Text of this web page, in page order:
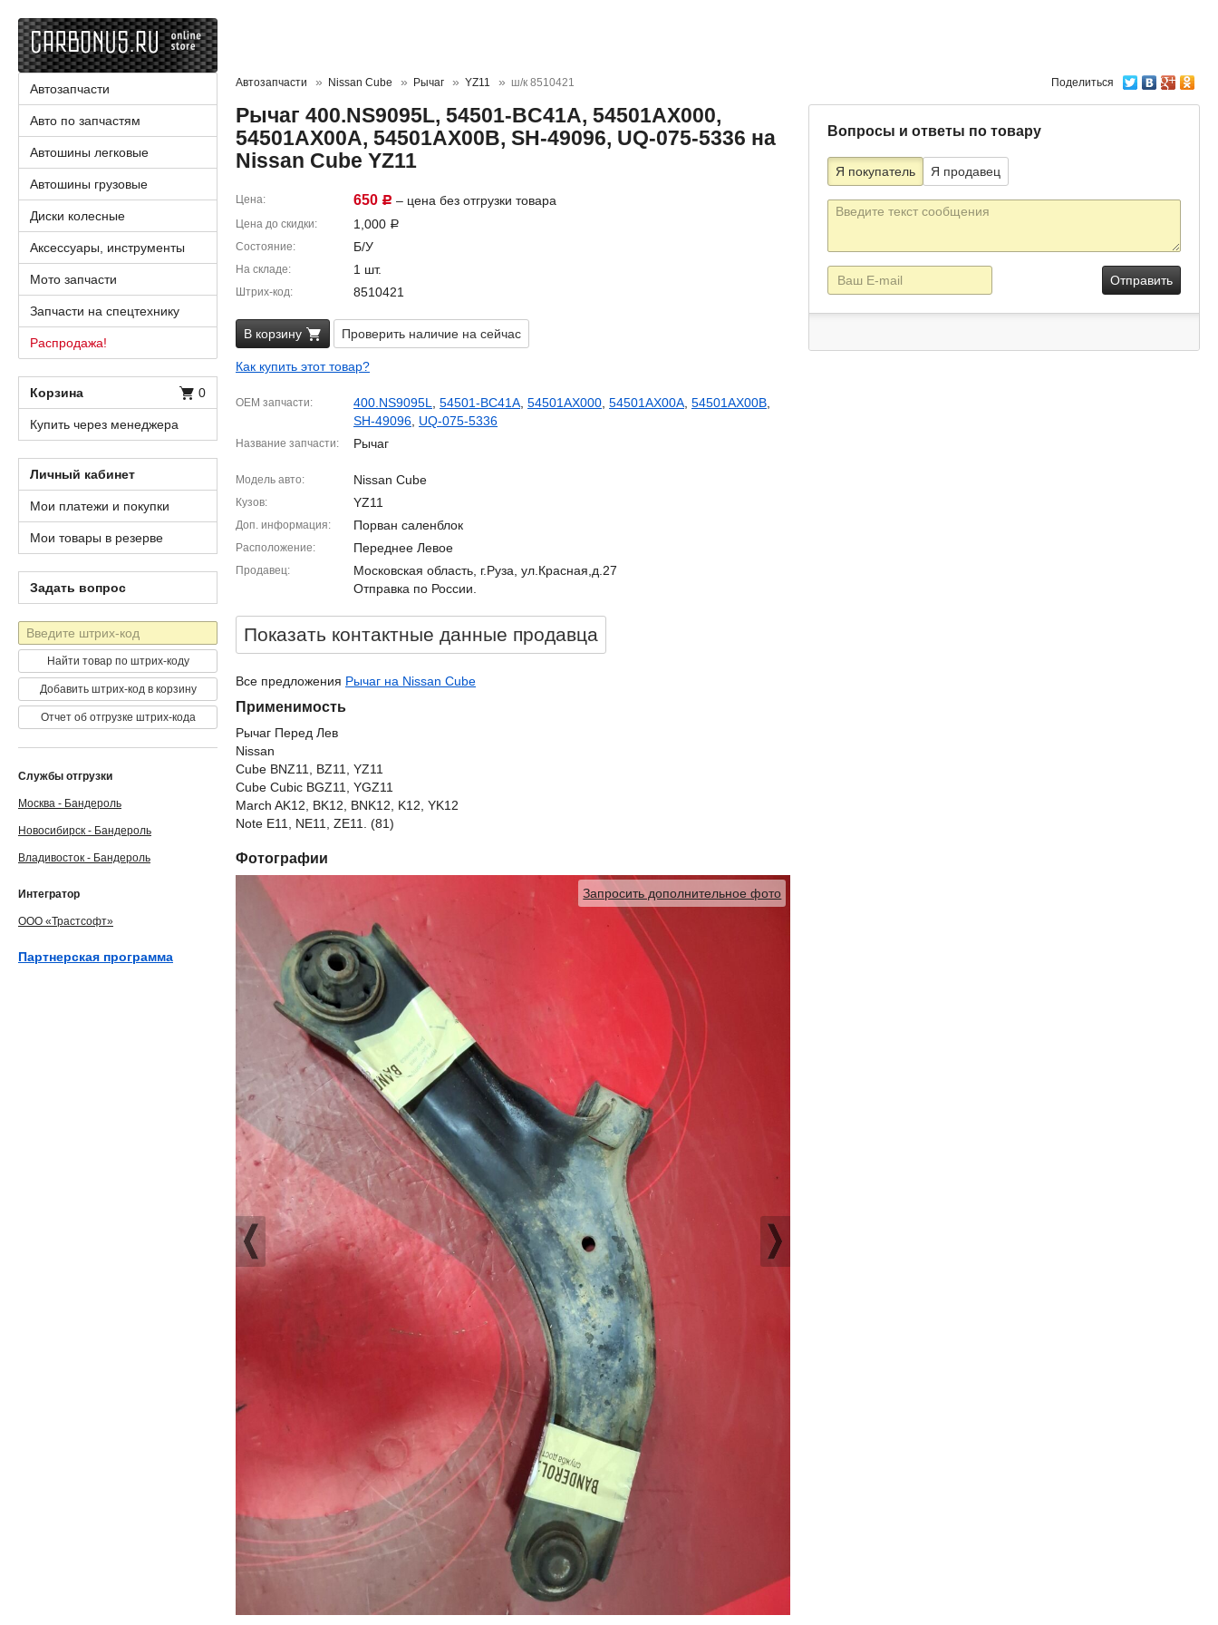
Поделиться
Автозапчасти Nissan Cube Рычаг YZ11 ш/к 8510421
Рычаг 400.NS9095L, 54501-BC41A, 54501AX000,
54501AX00A, 54501AX00B, SH-49096, UQ-075-5336 на
Nissan Cube YZ11
Цена 650 Р – цена без отгрузки товара
Цена до скидки 1,000 Р
Состояние Б/У
На складе 1 шт.
Штрих-код 8510421
В корзину Проверить наличие на сейчас
Как купить этот товар?
OEM запчасти 400.NS9095L 54501-BC41A 54501AX000 54501AX00A 54501AX00B
SH-49096 UQ-075-5336
Название запчасти Рычаг
Модель авто Nissan Cube
Кузов YZ11
Доп. информация Порван саленблок
Расположение Переднее Левое
Продавец
Московская область, г.Руза, ул.Красная,д.27
Отправка по России.
Показать контактные данные продавцa
Все предложения Рычаг на Nissan Cube
Применимость
Рычаг Перед Лев
Nissan
Cube BNZ11, BZ11, YZ11
Cube Cubic BGZ11, YGZ11
March AK12, BK12, BNK12, K12, YK12
Note E11, NE11, ZE11. (81)
Фотографии
Запросить дополнительное фото
Вопросы и ответы по товару
Я покупатель Я продавец
Текст
E-
mail
Автозапчасти
Авто по запчастям
Автошины легковые
Автошины грузовые
Диски колесные
Аксессуары, инструменты
Мото запчасти
Запчасти на спецтехнику
Распродажа!
Корзина 0
Купить через менеджера
Личный кабинет
Мои платежи и покупки
Мои товары в резерве
Задать вопрос
Штрих-
код
Найти товар по штрих-коду
Добавить штрих-код в корзину
Отчет об отгрузке штрих-кода
Службы отгрузки
Москва - Бандероль
Новосибирск - Бандероль
Владивосток - Бандероль
Интегратор
ООО «Трастсофт»
Партнерская программа